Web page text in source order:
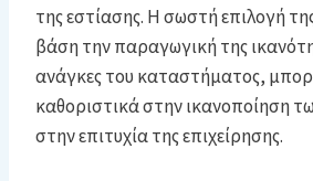
της εστίασης. Η σωστή επιλογή
βάση την παραγωγική της
ανάγκες του καταστήματος,
καθοριστικά στην ικανοποίηση
στην επιτυχία της επιχείρησης.